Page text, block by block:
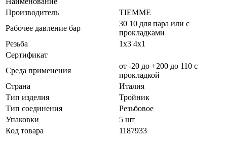
Производитель
TIEMME
Рабочее давление бар
30 10 для пара или с
прокладками
Резьба
1x3 4x1
Сертификат
Среда применения
от -20 до +200 до 110 с
прокладкой
Страна
Италия
Тип изделия
Тройник
Тип соединения
Резьбовое
Упаковки
5 шт
Код товара
1187933